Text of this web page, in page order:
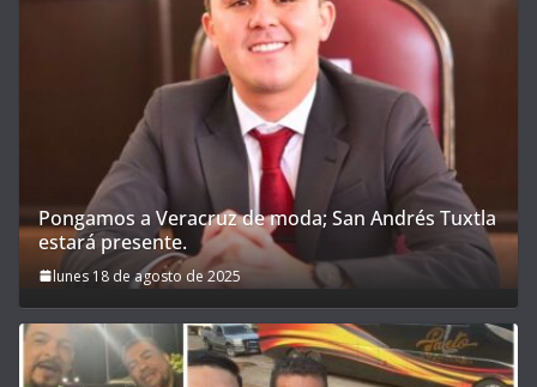
Pongamos a Veracruz de moda; San Andrés Tuxtla
estará presente.
lunes 18 de agosto de 2025